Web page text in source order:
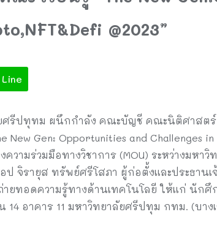
@2023”
Line
ศรีปทุทม ผนึกกำลัง คณะบัญชี คณะนิติศาสตร์
Gen: Opportunities and Challenges in
ามร่วมมือทางวิชาการ (MOU) ระหว่างมห
จิรายุส ทรัพย์ศรีโสภา ผู้ก่อตั้งและประธาน
ยทอดความรู้ทางด้านเทคโนโลยี ให้แก่ นักศึ
อาคาร 11 มหาวิทยาลัยศรีปทุม กทม. (บางเ